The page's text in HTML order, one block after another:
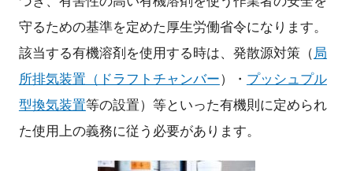
守るための基準を定めた厚生労働省令になります。
該当する有機溶剤を使用する時は、発散源対策（ 局
所排気装置 （ドラフトチャンバー）・ プッシュプル
型換気装置等の設置）等といった有機則に定められ
た使用上の義務に従う必要があります。